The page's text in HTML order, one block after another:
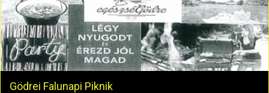
Gödrei Falunapi Piknik